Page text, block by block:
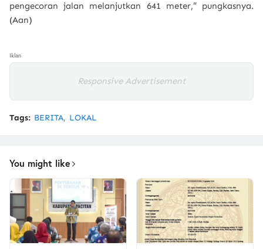
pengecoran jalan melanjutkan 641 meter,” pungkasnya.
(Aan)
Iklan
Responsive Advertisement
Tags: BERITA LOKAL
You might like